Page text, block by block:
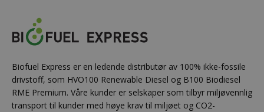
Biofuel Express er en ledende distributør av 100% ikke-fossile
drivstoff, som HVO100 Renewable Diesel og B100 Biodiesel
RME Premium. Våre kunder er selskaper som tilbyr miljøvennlig
transport til kunder med høye krav til miljøet og CO2-